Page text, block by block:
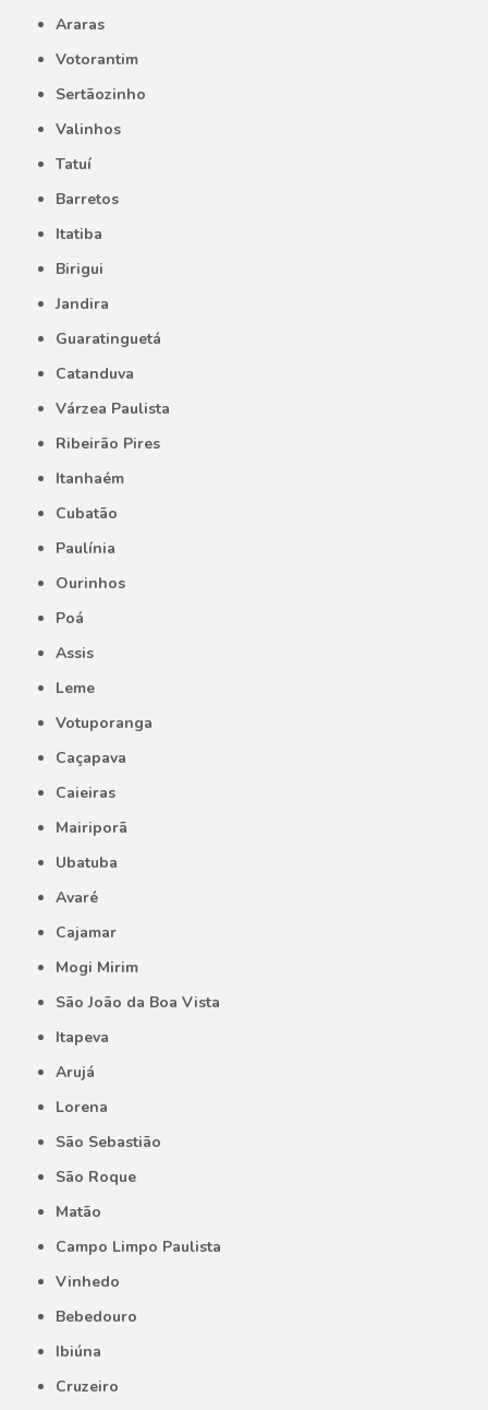
Araras
Votorantim
Sertãozinho
Valinhos
Tatuí
Barretos
Itatiba
Birigui
Jandira
Guaratinguetá
Catanduva
Várzea Paulista
Ribeirão Pires
Itanhaém
Cubatão
Paulínia
Ourinhos
Poá
Assis
Leme
Votuporanga
Caçapava
Caieiras
Mairiporã
Ubatuba
Avaré
Cajamar
Mogi Mirim
São João da Boa Vista
Itapeva
Arujá
Lorena
São Sebastião
São Roque
Matão
Campo Limpo Paulista
Vinhedo
Bebedouro
Ibiúna
Cruzeiro